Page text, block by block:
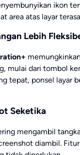
ikon
area atas layar
Lebih
mulai dari tombol
tepat, ponsel layar
Seketika
mengambil
diambil.